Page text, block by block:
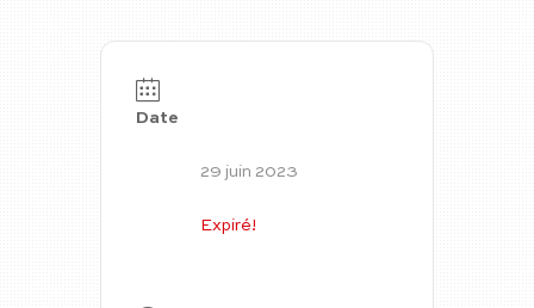
Date
29 juin 2023
Expiré!